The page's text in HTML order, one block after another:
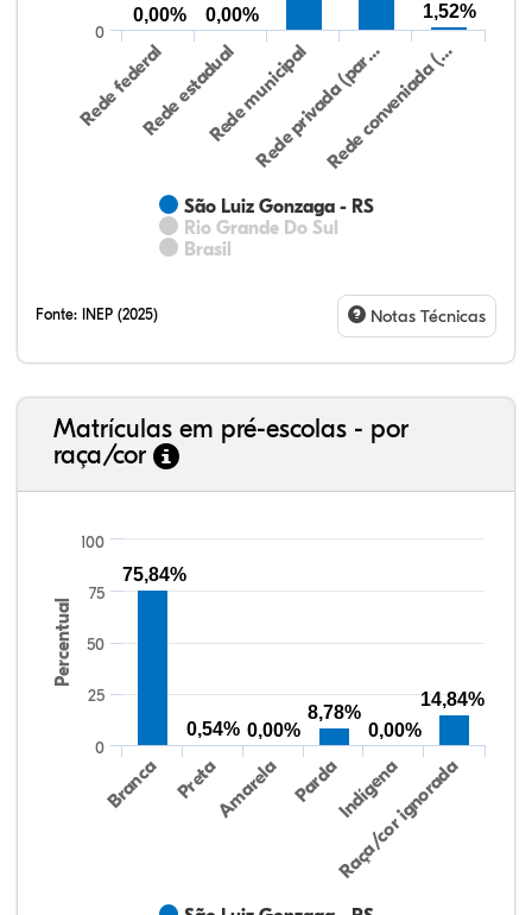
São Luiz Gonzaga - RS
Rio Grande Do Sul
Brasil
Rede federalRede estadualRede municipal
Rede privada (par…Rede conveniada (…
0
0,00% 0,00%
1,52%
Fonte: INEP (2025) Notas Técnicas
Matrículas em pré-escolas - por
raça/cor
Percentual
Branca PretaAmarela PardaIndígena
Raça/cor ignorada
0
25
50
75
100
75,84%
0,54% 0,00%
8,78%
0,00%
14,84%